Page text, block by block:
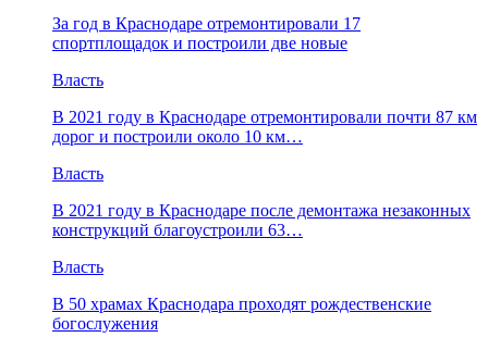
За год в Краснодаре отремонтировали 17
спортплощадок и построили две новые
Власть
В 2021 году в Краснодаре отремонтировали почти 87 км
дорог и построили около 10 км…
Власть
В 2021 году в Краснодаре после демонтажа незаконных
конструкций благоустроили 63…
Власть
В 50 храмах Краснодара проходят рождественские
богослужения